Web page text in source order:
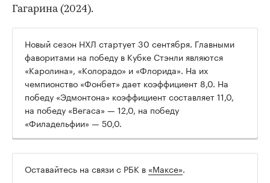
Гагарина (2024).
Новый сезон НХЛ стартует 30 сентября. Главными
фаворитами на победу в Кубке Стэнли являются
«Каролина», «Колорадо» и «Флорида». На их
чемпионство «Фонбет» дает коэффициент 8,0. На
победу «Эдмонтона» коэффициент составляет 11,0,
на победу «Вегаса» — 12,0, на победу
«Филадельфии» — 50,0.
Оставайтесь на связи с РБК в «Максе».